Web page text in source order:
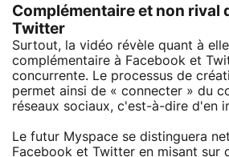
Complémentaire et non rival
Twitter
Surtout, la vidéo révèle quant à
complémentaire à Facebook et
concurrente. Le processus de
permet ainsi de « connecter » du
réseaux sociaux, c'est-à-dire d'en
Le futur Myspace se distinguera
Facebook et Twitter en misant sur